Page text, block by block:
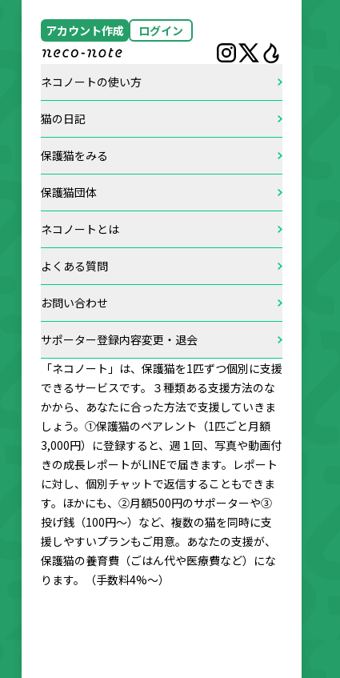
アカウント作成 ログイン
ネコノートの使い方
猫の日記
保護猫をみる
保護猫団体
ネコノートとは
よくある質問
お問い合わせ
サポーター登録内容変更・退会
「ネコノート」は、保護猫を1匹ずつ個別に支援
できるサービスです。３種類ある支援方法のな
かから、あなたに合った方法で支援していきま
しょう。①保護猫のペアレント（1匹ごと月額
3,000円）に登録すると、週１回、写真や動画付
きの成長レポートがLINEで届きます。レポート
に対し、個別チャットで返信することもできま
す。ほかにも、②月額500円のサポーターや③
投げ銭（100円〜）など、複数の猫を同時に支
援しやすいプランもご用意。あなたの支援が、
保護猫の養育費（ごはん代や医療費など）にな
ります。（手数料4%〜）